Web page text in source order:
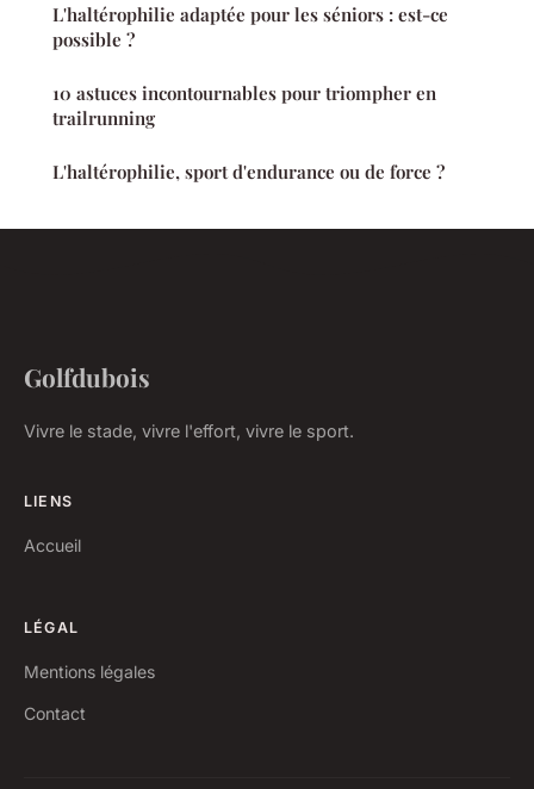
L'haltérophilie adaptée pour les séniors : est-ce
possible ?
10 astuces incontournables pour triompher en
trailrunning
L'haltérophilie, sport d'endurance ou de force ?
Golfdubois
Vivre le stade, vivre l'effort, vivre le sport.
LIENS
Accueil
LÉGAL
Mentions légales
Contact